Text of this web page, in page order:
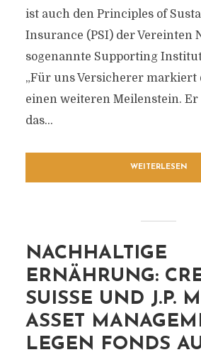
ist auch den Principles of
Insurance (PSI) der Vereinten
sogenannte Supporting
„Für uns Versicherer markiert
einen weiteren Meilenstein. Er
das...
WEITERLESEN
NACHHALTIGE
ERNÄHRUNG:
SUISSE UND J.P.
ASSET
LEGEN FONDS